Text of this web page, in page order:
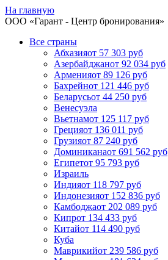
На главную
ООО «Гарант - Центр бронирования»
Все страны
Абхазияот 57 303 руб
Азербайджанот 92 034 руб
Арменияот 89 126 руб
Бахрейнот 121 446 руб
Беларусьот 44 250 руб
Венесуэла
Вьетнамот 125 117 руб
Грецияот 136 011 руб
Грузияот 87 240 руб
Доминиканаот 691 562 руб
Египетот 95 793 руб
Израиль
Индияот 118 797 руб
Индонезияот 152 836 руб
Камбоджаот 202 089 руб
Кипрот 134 433 руб
Китайот 114 490 руб
Куба
Маврикийот 239 586 руб